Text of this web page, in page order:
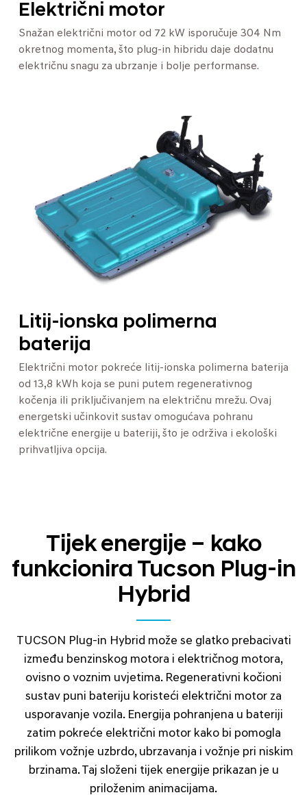
Električni motor
Snažan električni motor od 72 kW isporučuje 304 Nm
okretnog momenta, što plug-in hibridu daje dodatnu
električnu snagu za ubrzanje i bolje performanse.
Litij-ionska polimerna
baterija
Električni motor pokreće litij-ionska polimerna baterija
od 13,8 kWh koja se puni putem regenerativnog
kočenja ili priključivanjem na električnu mrežu. Ovaj
energetski učinkovit sustav omogućava pohranu
električne energije u bateriji, što je održiva i ekološki
prihvatljiva opcija.
Tijek energije – kako
funkcionira Tucson Plug-in
Hybrid
TUCSON Plug-in Hybrid može se glatko prebacivati
između benzinskog motora i električnog motora,
ovisno o voznim uvjetima. Regenerativni kočioni
sustav puni bateriju koristeći električni motor za
usporavanje vozila. Energija pohranjena u bateriji
zatim pokreće električni motor kako bi pomogla
prilikom vožnje uzbrdo, ubrzavanja i vožnje pri niskim
brzinama. Taj složeni tijek energije prikazan je u
priloženim animacijama.